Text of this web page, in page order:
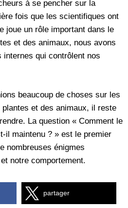
à se pencher sur la
fois que les scientifiques ont
joue un rôle important dans le
et des animaux, nous avons
internes qui contrôlent nos
beaucoup de choses sur les
et des animaux, il reste
La question « Comment le
il maintenu ? » est le premier
nombreuses énigmes
notre comportement.
partager